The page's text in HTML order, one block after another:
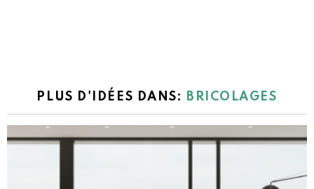
PLUS D'IDÉES DANS: BRICOLAGES